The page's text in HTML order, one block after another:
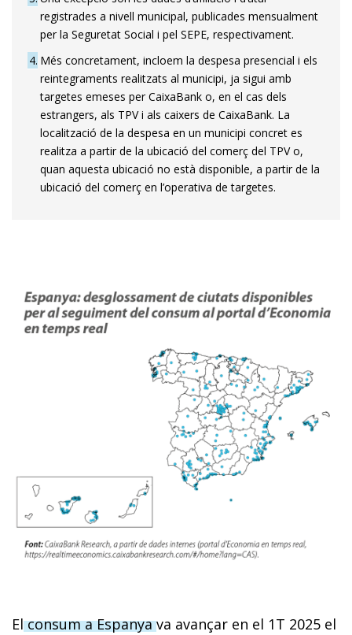
registrades a nivell municipal, publicades mensualment
per la Seguretat Social i pel SEPE, respectivament.
4 Més concretament, incloem la despesa presencial i els
reintegraments realitzats al municipi, ja sigui amb
targetes emeses per CaixaBank o, en el cas dels
estrangers, als TPV i als caixers de CaixaBank. La
localització de la despesa en un municipi concret es
realitza a partir de la ubicació del comerç del TPV o,
quan aquesta ubicació no està disponible, a partir de la
ubicació del comerç en l’operativa de targetes.
Elconsum a Espanyava avançar en el 1T 2025 el